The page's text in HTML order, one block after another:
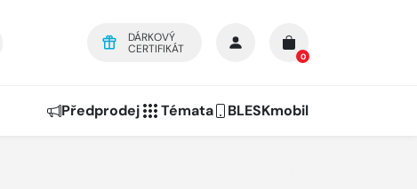
DÁRKOVÝ
CERTIFIKÁT
0
Předprodej Témata BLESKmobil